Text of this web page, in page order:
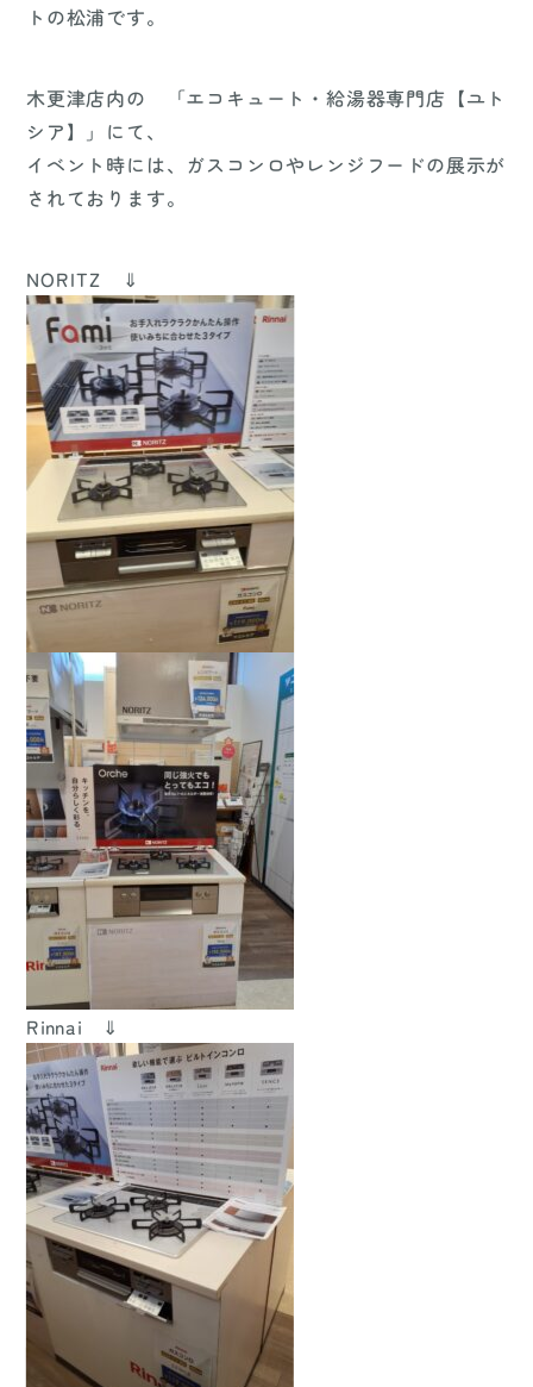
トの松浦です。
木更津店内の 「エコキュート・給湯器専門店【ユト
シア】」にて、
イベント時には、ガスコンロやレンジフードの展示が
されております。
NORITZ ⇓
Rinnai ⇓